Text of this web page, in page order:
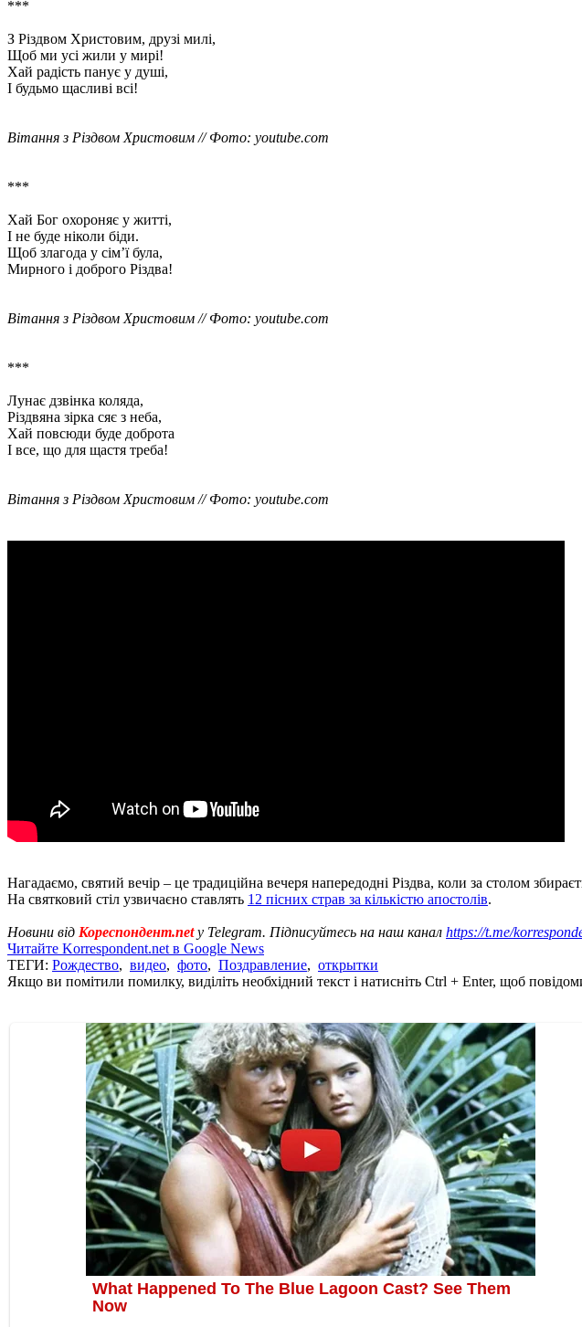
***
З Різдвом Христовим, друзі милі,
Щоб ми усі жили у мирі!
Хай радість панує у душі,
І будьмо щасливі всі!
Вітання з Різдвом Христовим // Фото: youtube.com
***
Хай Бог охороняє у житті,
І не буде ніколи біди.
Щоб злагода у сім’ї була,
Мирного і доброго Різдва!
Вітання з Різдвом Христовим // Фото: youtube.com
***
Лунає дзвінка коляда,
Різдвяна зірка сяє з неба,
Хай повсюди буде доброта
І все, що для щастя треба!
Вітання з Різдвом Христовим // Фото: youtube.com
Нагадаємо, святий вечір – це традиційна вечеря напередодні Різдва, коли за столом
На святковий стіл узвичаєно ставлять 12 пісних страв за кількістю апостолів.
Новини від Кореспондент.netу Telegram. Підписуйтесь на наш канал https://t.me/
Читайте Korrespondent.net в Google News
ТЕГИ: Рождество, видео, фото, Поздравление, открытки
Якщо ви помітили помилку, виділіть необхідний текст і натисніть Ctrl + Enter, щоб